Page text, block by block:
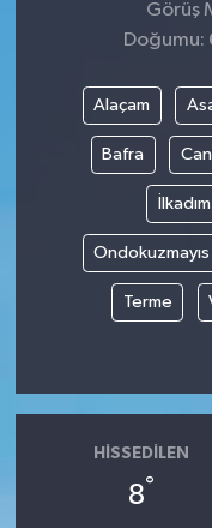
Görüş
Doğumu:
Alaçam
Bafra
İlkadım
Ondokuzmayıs
Terme
HISSEDILEN
8°